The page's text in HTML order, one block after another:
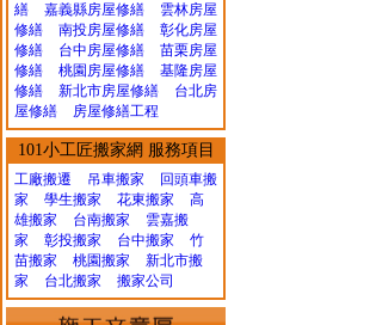
繕
嘉義縣房屋修繕
雲林房屋
修繕
南投房屋修繕
彰化房屋
修繕
台中房屋修繕
苗栗房屋
修繕
桃園房屋修繕
基隆房屋
修繕
新北市房屋修繕
台北房
屋修繕
房屋修繕工程
101小工匠搬家網 服務項目
工廠搬遷 吊車搬家
回頭車搬
家
學生搬家 花東搬家
高
雄搬家
台南搬家
雲嘉搬
家
彰投搬家 台中搬家
竹
苗搬家
桃園搬家
新北市搬
家
台北搬家 搬家公司